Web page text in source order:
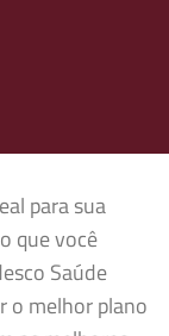
para sua
que você
Saúde
o melhor plano